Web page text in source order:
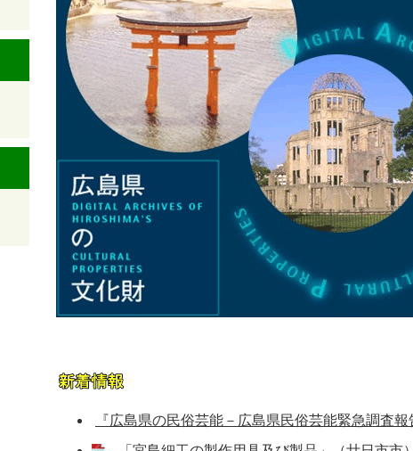
『広島県の民俗芸能－広島県民俗芸能緊急調査報